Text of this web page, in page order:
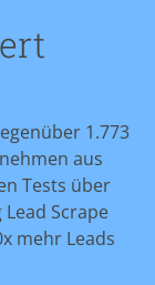
1.773
aus
Tests über
Scrape
mehr Leads